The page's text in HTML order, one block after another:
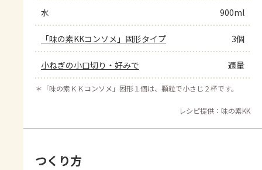
水 900ml
「味の素KKコンソメ」固形タイプ 3個
小ねぎの小口切り・好みで 適量
＊ 「味の素ＫＫコンソメ」固形１個は、顆粒で小さじ２杯です。
レシピ提供：味の素KK
つくり方